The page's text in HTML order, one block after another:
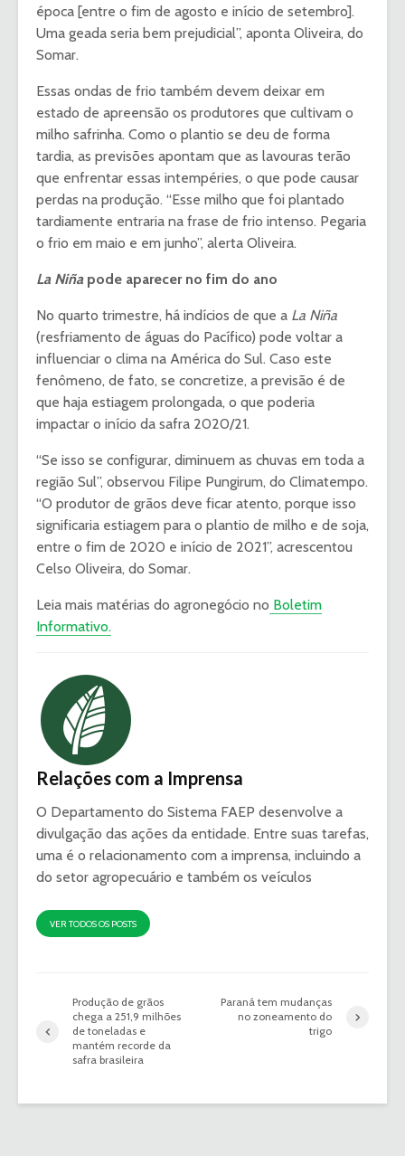
época [entre o fim de agosto e início de setembro].
Uma geada seria bem prejudicial”, aponta Oliveira, do
Somar.
Essas ondas de frio também devem deixar em
estado de apreensão os produtores que cultivam o
milho safrinha. Como o plantio se deu de forma
tardia, as previsões apontam que as lavouras terão
que enfrentar essas intempéries, o que pode causar
perdas na produção. “Esse milho que foi plantado
tardiamente entraria na frase de frio intenso. Pegaria
o frio em maio e em junho”, alerta Oliveira.
La Niñapode aparecer no fim do ano
No quarto trimestre, há indícios de que a La Niña
(resfriamento de águas do Pacífico) pode voltar a
influenciar o clima na América do Sul. Caso este
fenômeno, de fato, se concretize, a previsão é de
que haja estiagem prolongada, o que poderia
impactar o início da safra 2020/21.
“Se isso se configurar, diminuem as chuvas em toda a
região Sul”, observou Filipe Pungirum, do Climatempo.
“O produtor de grãos deve ficar atento, porque isso
significaria estiagem para o plantio de milho e de soja,
entre o fim de 2020 e início de 2021”, acrescentou
Celso Oliveira, do Somar.
Leia mais matérias do agronegócio no Boletim
Informativo.
Relações com a Imprensa
O Departamento do Sistema FAEP desenvolve a
divulgação das ações da entidade. Entre suas tarefas,
uma é o relacionamento com a imprensa, incluindo a
do setor agropecuário e também os veículos
VER TODOS OS POSTS
Produção de grãos
chega a 251,9 milhões
de toneladas e
mantém recorde da
safra brasileira
Paraná tem mudanças
no zoneamento do
trigo